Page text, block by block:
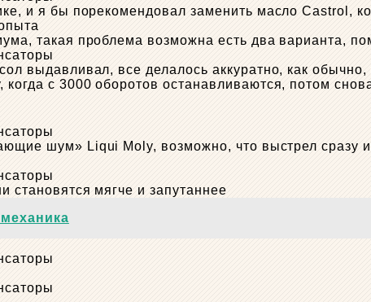
и я бы порекомендовал заменить масло Castrol,
такая проблема возможна есть два варианта,
выдавливал, все делалось аккуратно, как
с 3000 оборотов останавливаются, потом
шум» Liqui Moly, возможно, что выстрел сразу
становятся мягче и запутаннее